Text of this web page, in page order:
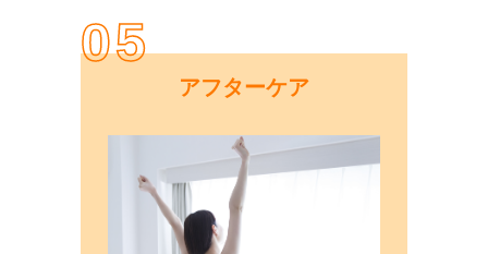
05
アフターケア